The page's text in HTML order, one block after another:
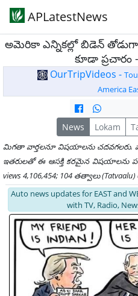
APLatestNews
అమెరికా ఎన్నికల్లో బిడెన్
కూడా ప్రచారం
OurTripVideos -
America
News Lokam
మిగతా వార్తలనూ విషయాలను చదవగలరు.
ఇతరులతో ఈ ఆసక్తి కరమైన విషయాలను
views 4,106,454; 104 తత్వాలు (Tatvaalu)
Auto news updates for EAST and
with TV, Radio,